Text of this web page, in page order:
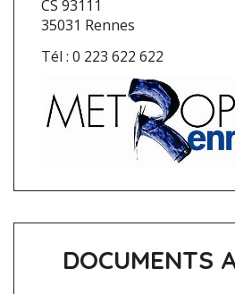
CS 93111
35031 Rennes
Tél : 0 223 622 622
DOCUMENTS